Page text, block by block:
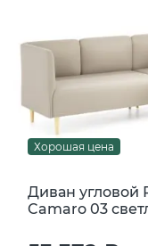
Хорошая цена
Диван угловой
Camaro 03